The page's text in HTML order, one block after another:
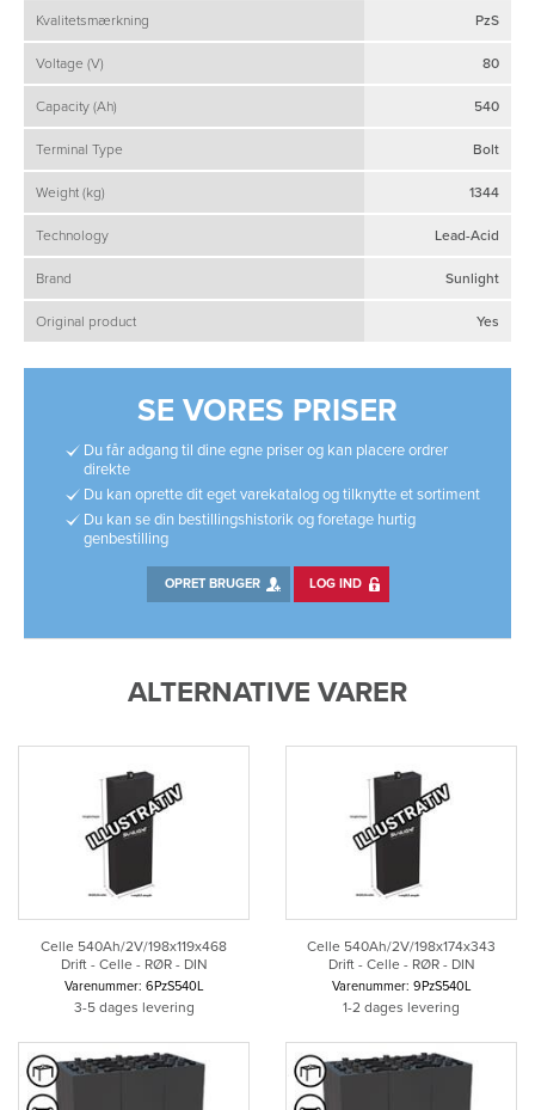
Kvalitetsmærkning PzS
Voltage (V) 80
Capacity (Ah) 540
Terminal Type Bolt
Weight (kg) 1344
Technology Lead-Acid
Brand Sunlight
Original product Yes
SE VORES PRISER
Du får adgang til dine egne priser og kan placere ordrer
direkte
Du kan oprette dit eget varekatalog og tilknytte et sortiment
Du kan se din bestillingshistorik og foretage hurtig
genbestilling
OPRET BRUGER LOG IND
ALTERNATIVE VARER
Celle 540Ah/2V/198x119x468
Drift - Celle - RØR - DIN
Varenummer: 6PzS540L
3-5 dages levering
Celle 540Ah/2V/198x174x343
Drift - Celle - RØR - DIN
Varenummer: 9PzS540L
1-2 dages levering